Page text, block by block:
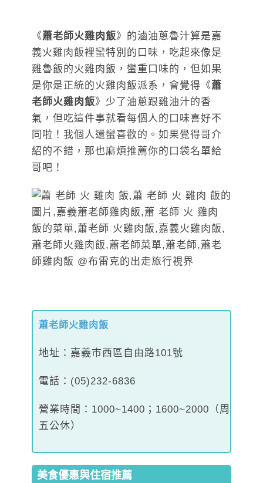
《蕭老師火雞肉飯》 的滷油蔥魯汁算是嘉
義火雞肉飯裡蠻特別的口味，吃起來像是
雞魯飯的火雞肉飯，蠻重口味的，但如果
是你是正統的火雞肉飯派系，會覺得 《蕭
老師火雞肉飯》 少了油蔥跟雞油汁的香
氣，但吃這件事就看每個人的口味喜好不
同啦！我個人還蠻喜歡的。如果覺得哥介
紹的不錯，那也麻煩推薦你的口袋名單給
哥吧！
蕭老師火雞肉飯
地址：嘉義市西區自由路101號
電話：(05)232-6836
營業時間：1000~1400；1600~2000（周
五公休）
美食優惠與住宿推薦